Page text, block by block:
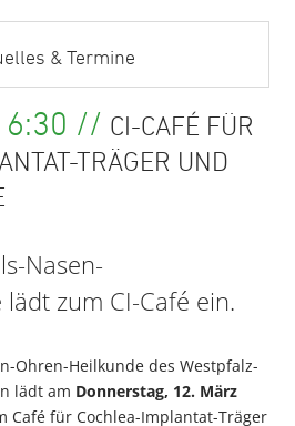
& Termine
// CI-CAFÉ FÜR
TRÄGER UND
Nasen-
zum CI-Café ein.
Ohren-Heilkunde des Westpfalz-
lädt am Donnerstag, 12. März
Café für Cochlea-Implantat-Träger